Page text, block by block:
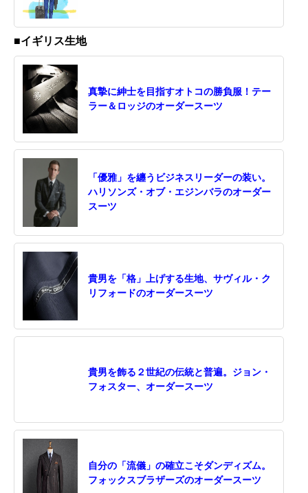
■イギリス生地
真摯に紳士を目指すオトコの勝負服！テー
ラー＆ロッジのオーダースーツ
「優雅」を纏うビジネスリーダーの装い。
ハリソンズ・オブ・エジンバラのオーダー
スーツ
貴男を「格」上げする生地、サヴィル・ク
リフォードのオーダースーツ
貴男を飾る２世紀の伝統と普遍。ジョン・
フォスター、オーダースーツ
自分の「流儀」の確立こそダンディズム。
フォックスブラザーズのオーダースーツ